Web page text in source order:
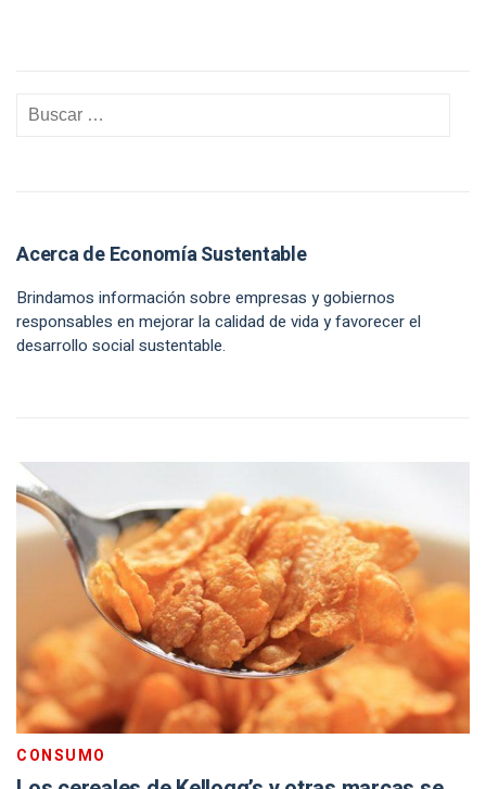
Acerca de Economía Sustentable
Brindamos información sobre empresas y gobiernos
responsables en mejorar la calidad de vida y favorecer el
desarrollo social sustentable.
CONSUMO